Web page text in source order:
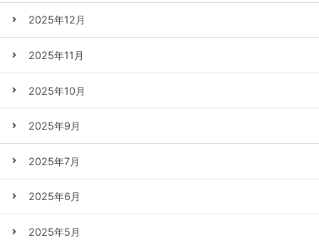
2025年12月
2025年11月
2025年10月
2025年9月
2025年7月
2025年6月
2025年5月